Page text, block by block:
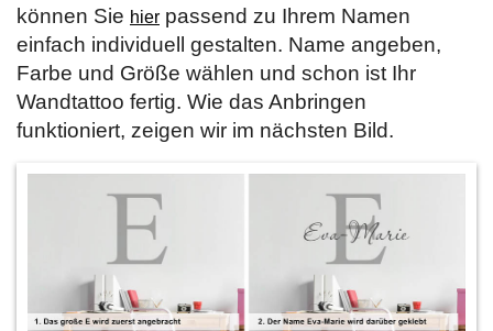
können Sie hier passend zu Ihrem Namen
einfach individuell gestalten. Name angeben,
Farbe und Größe wählen und schon ist Ihr
Wandtattoo fertig. Wie das Anbringen
funktioniert, zeigen wir im nächsten Bild.